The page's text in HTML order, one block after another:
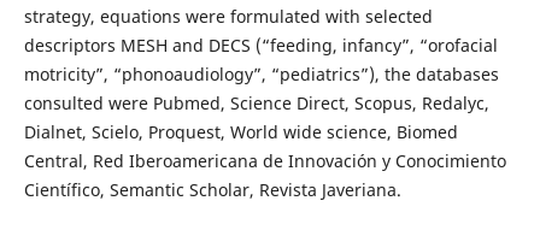
strategy, equations were formulated with selected
descriptors MESH and DECS (“feeding, infancy”, “orofacial
motricity”, “phonoaudiology”, “pediatrics”), the databases
consulted were Pubmed, Science Direct, Scopus, Redalyc,
Dialnet, Scielo, Proquest, World wide science, Biomed
Central, Red Iberoamericana de Innovación y Conocimiento
Científico, Semantic Scholar, Revista Javeriana.